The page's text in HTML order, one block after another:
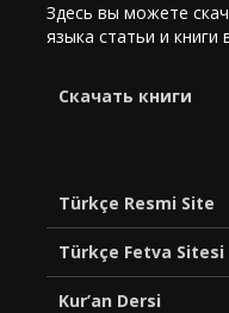
Здесь вы можете
языка статьи и
Cкачать книги
Türkçe Resmi Site
Türkçe Fetva Sitesi
Kur’an Dersi